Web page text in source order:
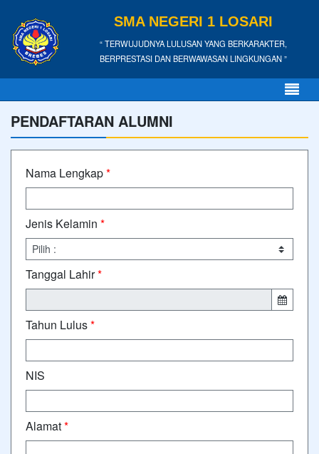
SMA NEGERI 1 LOSARI
“ TERWUJUDNYA LULUSAN YANG BERKARAKTER,
BERPRESTASI DAN BERWAWASAN LINGKUNGAN ”
PENDAFTARAN ALUMNI
Nama Lengkap*
Jenis Kelamin *
Tanggal Lahir*
Tahun Lulus*
NIS
Alamat*